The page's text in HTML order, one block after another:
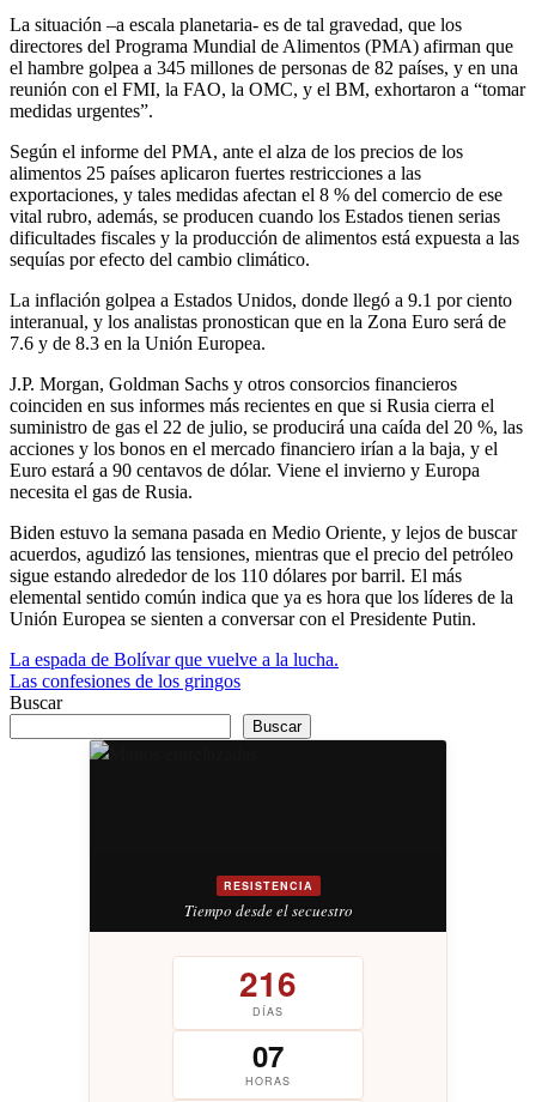
La situación –a escala planetaria- es de tal gravedad, que los
directores del Programa Mundial de Alimentos (PMA) afirman que
el hambre golpea a 345 millones de personas de 82 países, y en una
reunión con el FMI, la FAO, la OMC, y el BM, exhortaron a “tomar
medidas urgentes”.
Según el informe del PMA, ante el alza de los precios de los
alimentos 25 países aplicaron fuertes restricciones a las
exportaciones, y tales medidas afectan el 8 % del comercio de ese
vital rubro, además, se producen cuando los Estados tienen serias
dificultades fiscales y la producción de alimentos está expuesta a las
sequías por efecto del cambio climático.
La inflación golpea a Estados Unidos, donde llegó a 9.1 por ciento
interanual, y los analistas pronostican que en la Zona Euro será de
7.6 y de 8.3 en la Unión Europea.
J.P. Morgan, Goldman Sachs y otros consorcios financieros
coinciden en sus informes más recientes en que si Rusia cierra el
suministro de gas el 22 de julio, se producirá una caída del 20 %, las
acciones y los bonos en el mercado financiero irían a la baja, y el
Euro estará a 90 centavos de dólar. Viene el invierno y Europa
necesita el gas de Rusia.
Biden estuvo la semana pasada en Medio Oriente, y lejos de buscar
acuerdos, agudizó las tensiones, mientras que el precio del petróleo
sigue estando alrededor de los 110 dólares por barril. El más
elemental sentido común indica que ya es hora que los líderes de la
Unión Europea se sienten a conversar con el Presidente Putin.
Navegación
de
entradas
La espada de Bolívar que vuelve a la lucha.
Las confesiones de los gringos
Buscar
Buscar
RESISTENCIA
Tiempo desde el secuestro
216
DÍAS
07
HORAS